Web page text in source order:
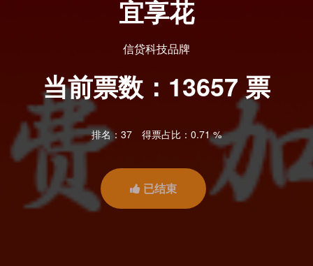
宜享花
信贷科技品牌
当前票数： 13657票
排名：37 得票占比：0.71 %
已结束